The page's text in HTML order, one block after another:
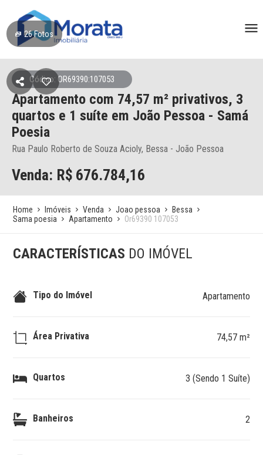
26Fotos
Código: OR69390:107053
Apartamento com 74,57 m² privativos, 3
quartos e 1 suíte em João Pessoa - Samá
Poesia
Rua Paulo Roberto de Souza Acioly, Bessa - João Pessoa
Venda: R$ 676.784,16
Home Imóveis Venda Joao pessoa
Bessa
Sama poesia
Apartamento Or69390 107053
CARACTERÍSTICAS DO IMÓVEL
Tipo do Imóvel Apartamento
Área Privativa 74,57 m²
Quartos 3 (Sendo 1 Suíte)
Banheiros 2